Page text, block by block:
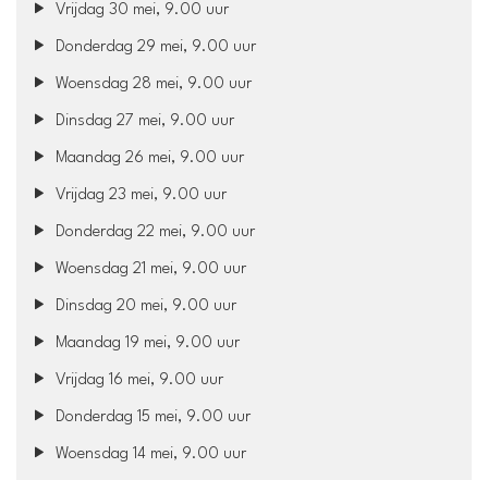
Vrijdag 30 mei, 9.00 uur
Donderdag 29 mei, 9.00 uur
Woensdag 28 mei, 9.00 uur
Dinsdag 27 mei, 9.00 uur
Maandag 26 mei, 9.00 uur
Vrijdag 23 mei, 9.00 uur
Donderdag 22 mei, 9.00 uur
Woensdag 21 mei, 9.00 uur
Dinsdag 20 mei, 9.00 uur
Maandag 19 mei, 9.00 uur
Vrijdag 16 mei, 9.00 uur
Donderdag 15 mei, 9.00 uur
Woensdag 14 mei, 9.00 uur